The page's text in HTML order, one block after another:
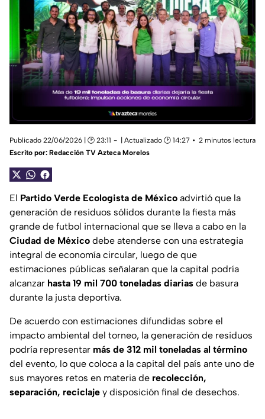
Publicado 22/06/2026 | 🕑 23:11 | Actualizado 🕑 14:27
2 minutos lectura
Escrito por: Redacción TV Azteca Morelos
El Partido Verde Ecologista de México advirtió que la
generación de residuos sólidos durante la fiesta más
grande de futbol internacional que se lleva a cabo en la
Ciudad de México debe atenderse con una estrategia
integral de economía circular, luego de que
estimaciones públicas señalaran que la capital podría
alcanzar hasta 19 mil 700 toneladas diarias de basura
durante la justa deportiva.
De acuerdo con estimaciones difundidas sobre el
impacto ambiental del torneo, la generación de residuos
podría representar más de 312 mil toneladas al término
del evento, lo que coloca a la capital del país ante uno de
sus mayores retos en materia de recolección,
separación, reciclaje y disposición final de desechos.